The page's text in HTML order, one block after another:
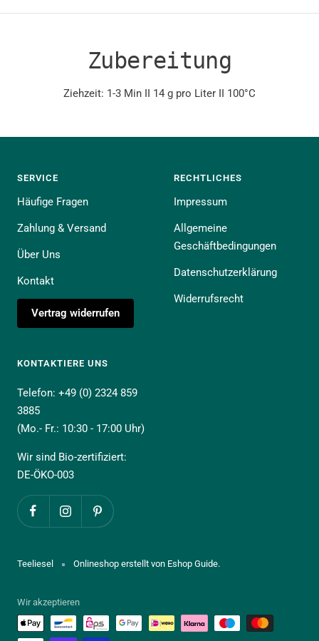
Zubereitung
Ziehzeit: 1-3 Min II 14 g pro Liter II 100°C
SERVICE
Häufige Fragen
Zahlung & Versand
Über Uns
Kontakt
Vertrag widerrufen
RECHTLICHES
Impressum
Allgemeine
Geschäftbedingungen
Datenschutzerklärung
Widerrufsrecht
KONTAKTIERE UNS
Telefon: +49 (0) 2324 859
3885
(Mo.- Fr.: 10:30 - 17:00 Uhr)
Wir sind Bio-zertifiziert:
DE-ÖKO-003
Teeliesel Onlineshop erstellt von Eshop Guide.
Wir akzeptieren